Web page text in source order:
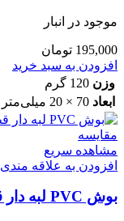
موجود در انبار
195,000 تومان
افزودن به سبد خرید
وزن 120 گرم
ابعاد 70 × 20 میلی‌متر
مقایسه
مشاهده سریع
افزودن به علاقه مندی
بوش PVC لبه دار قطر 24.6 طول 60